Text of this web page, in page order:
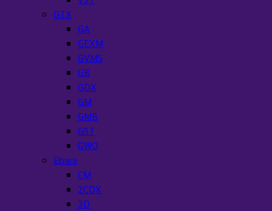
GTX
GA
GEXM
GVMS
GB
GDX
GM
GMB
GST
GWO
Ebara
CM
2CDX
3D